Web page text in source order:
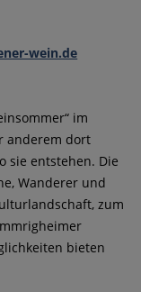
wein.de
im
anderem dort
sie entstehen. Die
Wanderer und
zum
bieten